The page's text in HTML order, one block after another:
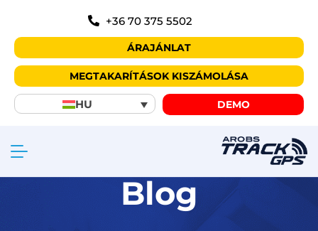
+36 70 375 5502
ÁRAJÁNLAT
MEGTAKARÍTÁSOK KISZÁMOLÁSA
HU DEMO
Blog